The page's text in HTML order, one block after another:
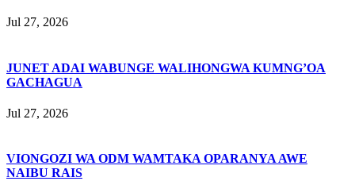
Jul 27, 2026
JUNET ADAI WABUNGE WALIHONGWA KUMNG’OA
GACHAGUA
Jul 27, 2026
VIONGOZI WA ODM WAMTAKA OPARANYA AWE
NAIBU RAIS